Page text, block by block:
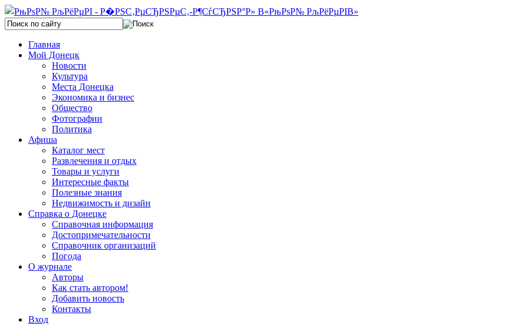
Главная
Мой Донецк
Новости
Культура
Места Донецка
Экономика и бизнес
Общество
Фотографии
Политика
Афиша
Каталог мест
Развлечения и отдых
Товары и услуги
Интересные факты
Полезные знания
Недвижимость и дизайн
Справка о Донецке
Справочная информация
Достопримечательности
Справочник организаций
Погода
О журнале
Авторы
Как стать автором!
Добавить новость
Контакты
Вход